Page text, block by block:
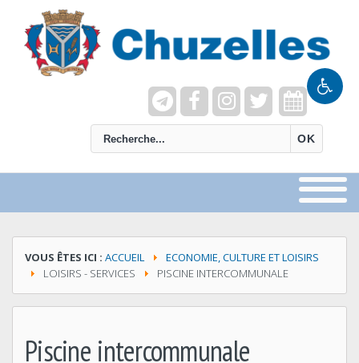
OK
VOUS ÊTES ICI : ACCUEIL
ECONOMIE, CULTURE ET LOISIRS
LOISIRS - SERVICES
PISCINE INTERCOMMUNALE
Piscine intercommunale